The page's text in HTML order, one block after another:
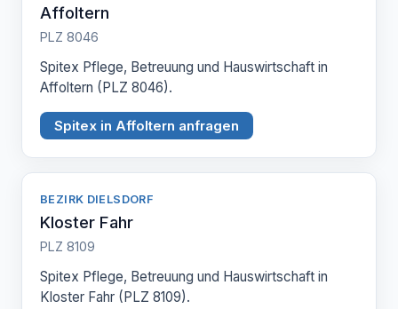
Affoltern
PLZ 8046
Spitex Pflege, Betreuung und Hauswirtschaft in
Affoltern (PLZ 8046).
Spitex in Affoltern anfragen
BEZIRK DIELSDORF
Kloster Fahr
PLZ 8109
Spitex Pflege, Betreuung und Hauswirtschaft in
Kloster Fahr (PLZ 8109).